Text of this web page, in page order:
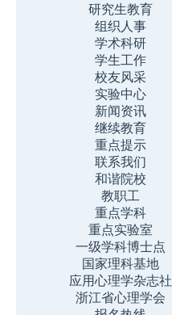
研究生教育
组织人事
学术科研
学生工作
校友风采
实验中心
新闻资讯
继续教育
重点提示
联系我们
和谐院校
教职工
重点学科
重点实验室
一级学科博士点
国家理科基地
应用心理学杂志社
浙江省心理学会